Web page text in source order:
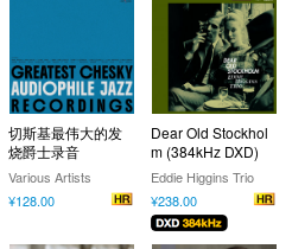
切斯基最伟大的发
烧爵士录音
Various Artists
¥128.00
Dear Old Stockhol
m (384kHz DXD)
Eddie Higgins Trio
¥238.00